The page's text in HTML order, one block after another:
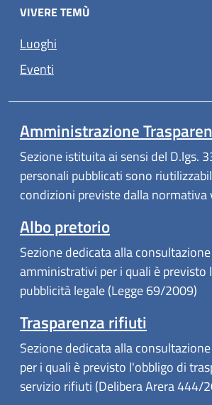
VIVERE TEMÙ
Luoghi
Eventi
Amministrazione
Sezione istituita ai sensi del D.lgs.
personali pubblicati sono
condizioni previste dalla normativa
Albo pretorio
Sezione dedicata alla
amministrativi per i quali è previsto
pubblicità legale (Legge 69/2009)
Trasparenza rifiuti
Sezione dedicata alla
per i quali è previsto l'obbligo di
servizio rifiuti (Delibera Arera 444/